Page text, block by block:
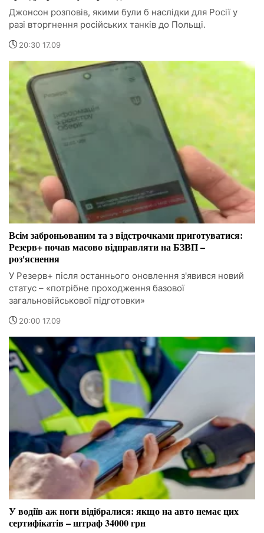
Джонсон розповів, якими були б наслідки для Росії у
разі вторгнення російських танків до Польщі.
20:30 17.09
Всім заброньованим та з відстрочками приготуватися:
Резерв+ почав масово відправляти на БЗВП –
роз'яснення
У Резерв+ після останнього оновлення з'явився новий
статус – «потрібне проходження базової
загальновійськової підготовки»
20:00 17.09
У водіїв аж ноги відібралися: якщо на авто немає цих
сертифікатів – штраф 34000 грн